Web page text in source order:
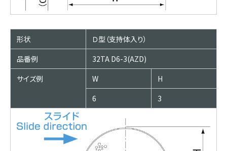
形状
Ｄ型（支持体入り）
品番例
32TA D6-3(AZD)
サイズ例
W
H
6
3